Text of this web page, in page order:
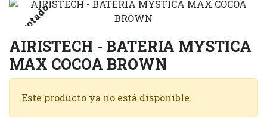
Agotado
AIRISTECH - BATERIA MYSTICA
MAX COCOA BROWN
Este producto ya no está disponible.